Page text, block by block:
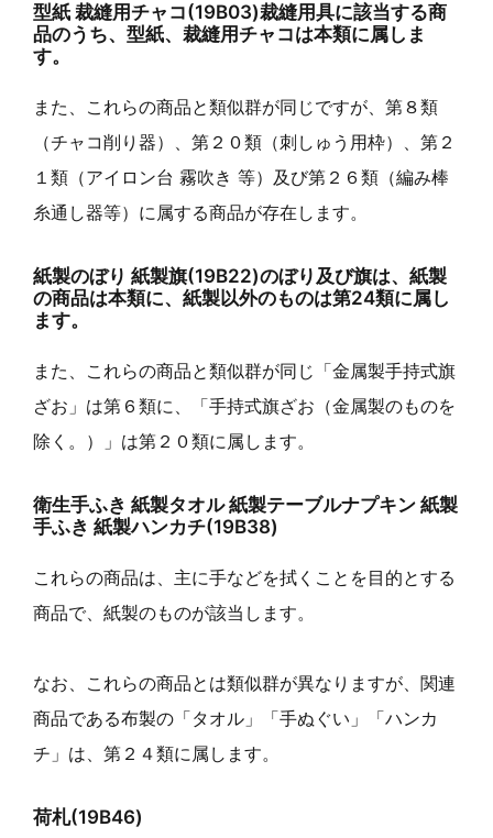
型紙 裁縫用チャコ(19B03)裁縫用具に該当する商
品のうち、型紙、裁縫用チャコは本類に属しま
す。
また、これらの商品と類似群が同じですが、第８類
（チャコ削り器）、第２０類（刺しゅう用枠）、第２
１類（アイロン台 霧吹き 等）及び第２６類（編み棒
糸通し器等）に属する商品が存在します。
紙製のぼり 紙製旗(19B22)のぼり及び旗は、紙製
の商品は本類に、紙製以外のものは第24類に属し
ます。
また、これらの商品と類似群が同じ「金属製手持式旗
ざお」は第６類に、「手持式旗ざお（金属製のものを
除く。）」は第２０類に属します。
衛生手ふき 紙製タオル 紙製テーブルナプキン 紙製
手ふき 紙製ハンカチ(19B38)
これらの商品は、主に手などを拭くことを目的とする
商品で、紙製のものが該当します。
なお、これらの商品とは類似群が異なりますが、関連
商品である布製の「タオル」「手ぬぐい」「ハンカ
チ」は、第２４類に属します。
荷札(19B46)